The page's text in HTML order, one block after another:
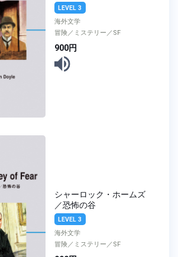
LEVEL 3
海外文学
冒険／ミステリー／SF
900円
シャーロック・ホームズ
／恐怖の谷
LEVEL 3
海外文学
冒険／ミステリー／SF